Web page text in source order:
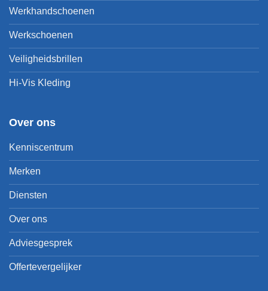
Werkhandschoenen
Werkschoenen
Veiligheidsbrillen
Hi-Vis Kleding
Over ons
Kenniscentrum
Merken
Diensten
Over ons
Adviesgesprek
Offertevergelijker